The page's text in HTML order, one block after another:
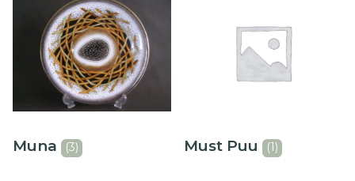
Muna (3) Must Puu (1)